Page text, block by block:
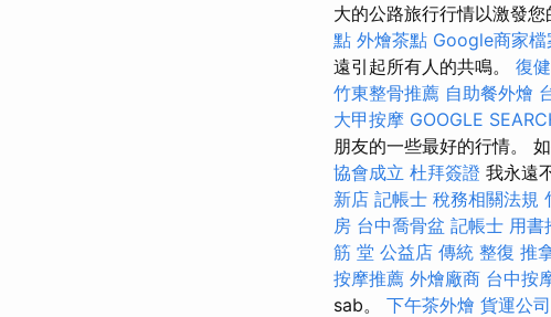
大的公路旅行行情以激發您
點 外燴茶點 Google商家檔
遠引起所有人的共鳴。 復
竹東整骨推薦 自助餐外燴
大甲按摩 GOOGLE
朋友的一些最好的行情。
協會成立 杜拜簽證 我永遠
新店 記帳士 稅務相關法規
房 台中喬骨盆 記帳士 用書
筋 堂 公益店 傳統 整復 推
按摩推薦 外燴廠商 台中按
sab。 下午茶外燴 貨運公司